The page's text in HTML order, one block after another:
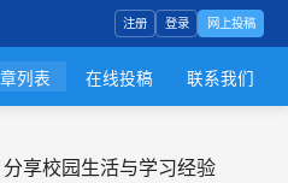
注册 登录 网上投稿
列表 在线投稿 联系我们
享校园生活与学习经验